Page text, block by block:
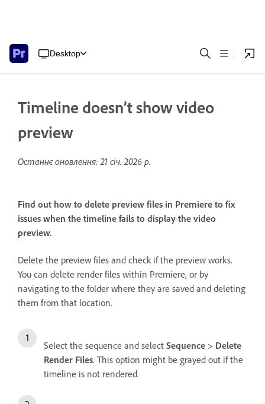
Desktop
Timeline doesn’t show video
preview
Останнє оновлення:21 січ. 2026 р.
Find out how to delete preview files in Premiere to fix
issues when the timeline fails to display the video
preview.
Delete the preview files and check if the preview works.
You can delete render files within Premiere, or by
navigating to the folder where they are saved and deleting
them from that location.
Select the sequence and select Sequence > Delete
Render Files. This option might be grayed out if the
timeline is not rendered.